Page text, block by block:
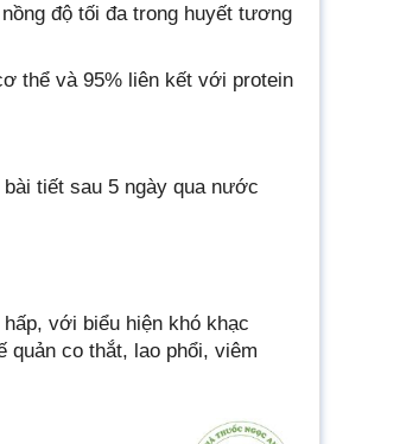
độ tối đa trong huyết tương
thể và 95% liên kết với protein
tiết sau 5 ngày qua nước
với biểu hiện khó khạc
quản co thắt, lao phổi, viêm